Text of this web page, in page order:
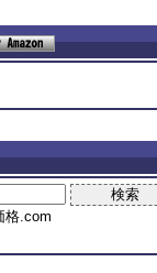
格.com